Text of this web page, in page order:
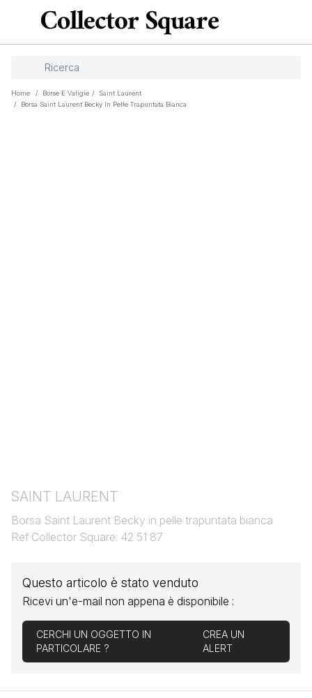
Home / Borse E Valigie /
Saint Laurent
/
Borsa Saint Laurent Becky In Pelle Trapuntata Bianca
SAINT LAURENT
Borsa Saint Laurent Becky in pelle trapuntata bianca
Ref Collector Square: 42 51 87
Questo articolo è stato venduto
Ricevi un'e-mail non appena è disponibile :
CERCHI UN OGGETTO IN
PARTICOLARE ?
CREA UN
ALERT